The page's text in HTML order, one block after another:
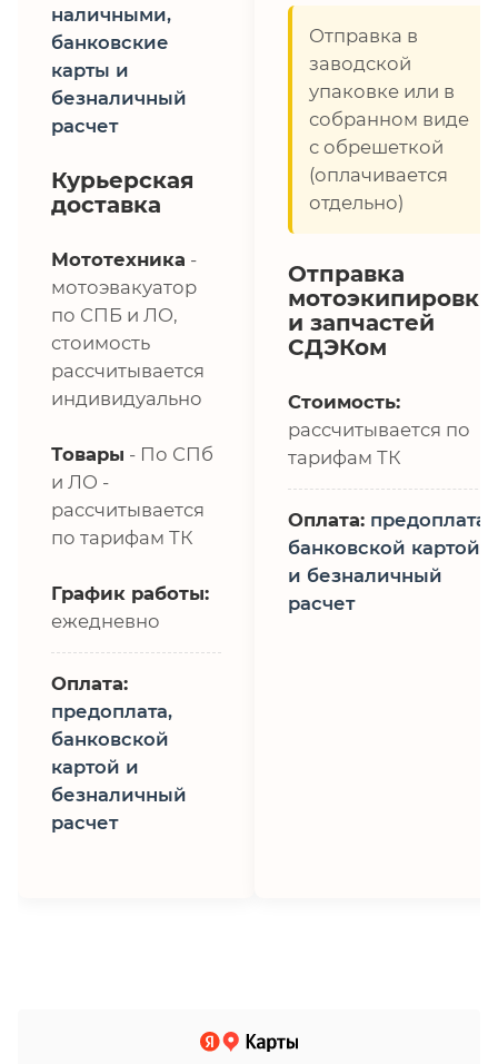
наличными,
банковские
карты и
безналичный
расчет
Курьерская
доставка
Мототехника -
мотоэвакуатор
по СПБ и ЛО,
стоимость
рассчитывается
индивидуально
Товары - По СПб
и ЛО -
рассчитывается
по тарифам ТК
График работы:
ежедневно
Оплата:
предоплата,
банковской
картой и
безналичный
расчет
Отправка в
заводской
упаковке или в
собранном виде
с обрешеткой
(оплачивается
отдельно)
Отправка
мотоэкипировки
и запчастей
СДЭКом
Стоимость:
рассчитывается по
тарифам ТК
Оплата: предоплата,
банковской картой
и безналичный
расчет